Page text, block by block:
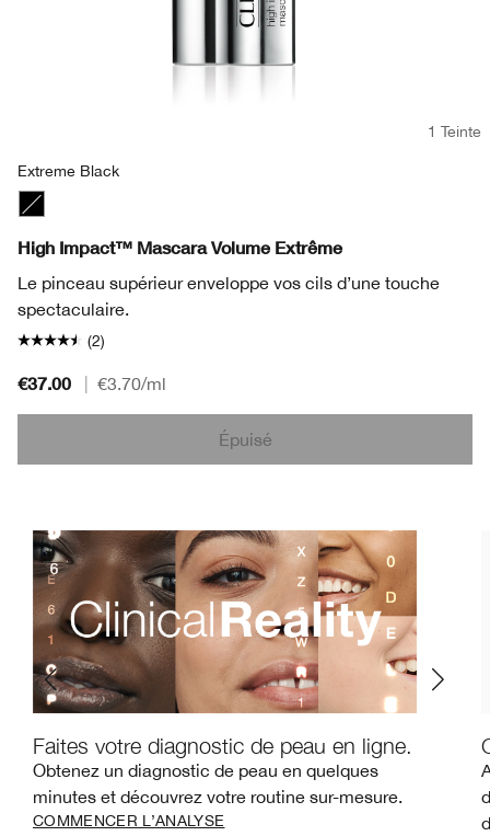
1 Teinte
Extreme Black
High Impact™ Mascara Volume Extrême
Le pinceau supérieur enveloppe vos cils d’une touche
spectaculaire.
(2)
€37.00 €3.70/ml
Épuisé
Faites votre diagnostic de peau en ligne.
Obtenez un diagnostic de peau en quelques
minutes et découvrez votre routine sur-mesure.
COMMENCER L’ANALYSE